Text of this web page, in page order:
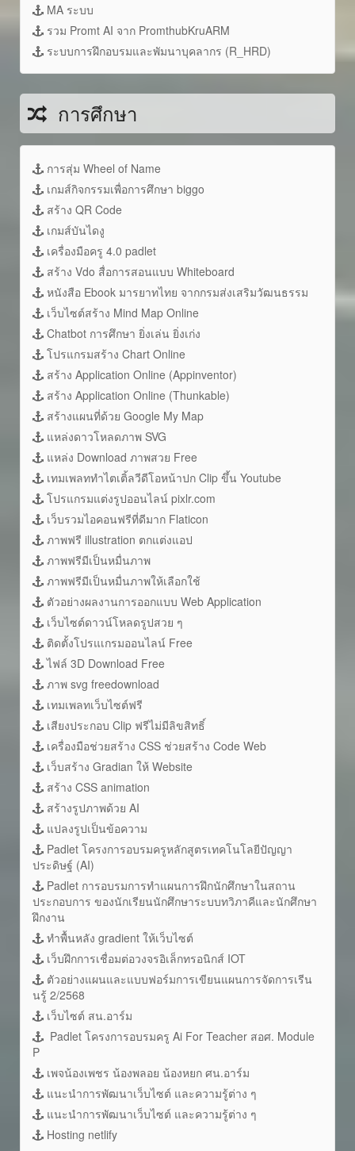
MA ระบบ
รวม Promt AI จาก PromthubKruARM
ระบบการฝึกอบรมและพัมนาบุคลากร (R_HRD)
การศึกษา
การสุ่ม Wheel of Name
เกมส์กิจกรรมเพื่อการศึกษา biggo
สร้าง QR Code
เกมส์บันไดงู
เครื่องมือครู 4.0 padlet
สร้าง Vdo สื่อการสอนแบบ Whiteboard
หนังสือ Ebook มารยาทไทย จากกรมส่งเสริมวัฒนธรรม
เว็บไซต์สร้าง Mind Map Online
Chatbot การศึกษา ยิ่งเล่น ยิ่งเก่ง
โปรแกรมสร้าง Chart Online
สร้าง Application Online (Appinventor)
สร้าง Application Online (Thunkable)
สร้างแผนที่ด้วย Google My Map
แหล่งดาวโหลดภาพ SVG
แหล่ง Download ภาพสวย Free
เทมเพลททำไตเติ้ลวีดีโอหน้าปก Clip ขึ้น Youtube
โปรแกรมแต่งรูปออนไลน์ pixlr.com
เว็บรวมไอคอนฟรีที่ดีมาก Flaticon
ภาพฟรี illustration ตกแต่งแอป
ภาพฟรีมีเป็นหมื่นภาพ
ภาพฟรีมีเป็นหมื่นภาพให้เลือกใช้
ตัวอย่างผลงานการออกแบบ Web Application
เว็บไซต์ดาวน์โหลดรูปสวย ๆ
ติดตั้งโปรแเกรมออนไลน์ Free
ไฟล์ 3D Download Free
ภาพ svg freedownload
เทมเพลทเว็บไซต์ฟรี
เสียงประกอบ Clip ฟรีไม่มีลิขสิทธิ์
เครื่องมือช่วยสร้าง CSS ช่วยสร้าง Code Web
เว็บสร้าง Gradian ให้ Website
สร้าง CSS animation
สร้างรูปภาพด้วย AI
แปลงรูปเป็นข้อความ
Padlet โครงการอบรมครูหลักสูตรเทคโนโลยีปัญญา
ประดิษฐ์ (AI)
Padlet การอบรมการทำแผนการฝึกนักศึกษาในสถาน
ประกอบการ ของนักเรียนนักศึกษาระบบทวิภาคีและนักศึกษา
ฝึกงาน
ทำพื้นหลัง gradient ให้เว็บไซต์
เว็บฝึกการเชื่อมต่อวงจรอิเล็กทรอนิกส์ IOT
ตัวอย่างแผนและแบบฟอร์มการเขียนแผนการจัดการเรีน
นรู้ 2/2568
เว็บไซต์ สน.อาร์ม
Padlet โครงการอบรมครู Ai For Teacher สอศ. Module
P
เพจน้องเพชร น้องพลอย น้องหยก ศน.อาร์ม
แนะนำการพัฒนาเว็บไซต์ และความรู้ต่าง ๆ
แนะนำการพัฒนาเว็บไซต์ และความรู้ต่าง ๆ
Hosting netlify